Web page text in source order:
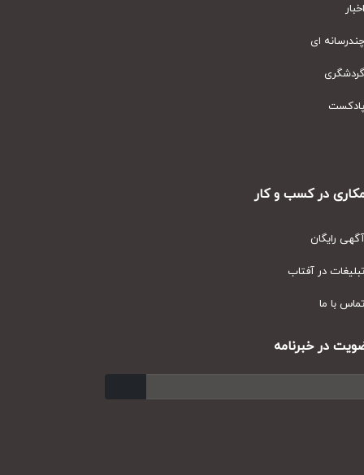
ای
در کسب و کار
رایگان
در آفتاب
با ما
در خبرنامه